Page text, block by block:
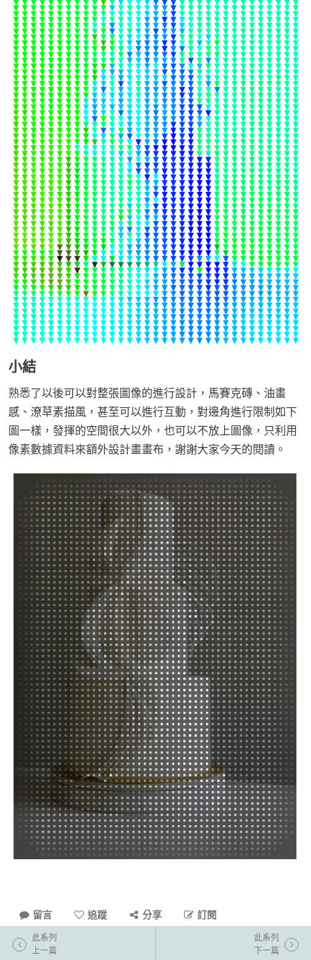
小結
熟悉了以後可以對整張圖像的進行設計，馬賽克磚、油畫
感、潦草素描風，甚至可以進行互動，對邊角進行限制如下
圖一樣，發揮的空間很大以外，也可以不放上圖像，只利用
像素數據資料來額外設計畫畫布，謝謝大家今天的閱讀。
留言 追蹤 分享 訂閱
此系列
上一篇
此系列
下一篇